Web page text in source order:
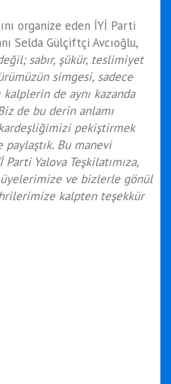
organize eden İYİ Parti
Selda Gülçiftçi Avcıoğlu,
sabır, şükür, teslimiyet
simgesi, sadece
de aynı kazanda
de bu derin anlamı
pekiştirmek
Bu manevi
Yalova Teşkilatımıza,
ve bizlerle gönül
kalpten teşekkür